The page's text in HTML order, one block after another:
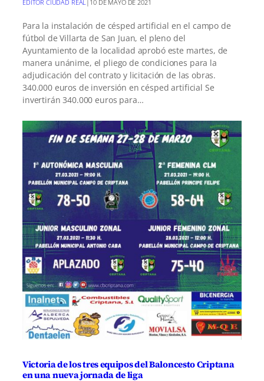
EDITOR CIUDAD REAL | 10 DE MAYO DE 2021
Para la instalación de césped artificial en el campo de
fútbol de Villarta de San Juan, el pleno del
Ayuntamiento de la localidad aprobó este martes, de
manera unánime, el pliego de condiciones para la
adjudicación del contrato y licitación de las obras.
340.000 euros de inversión en césped artificial Se
invertirán 340.000 euros para…
Victoria de los tres equipos del Baloncesto Criptana
en una nueva jornada de liga